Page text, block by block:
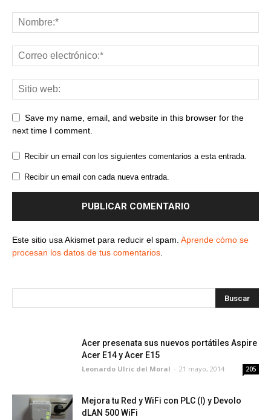
Save my name, email, and website in this browser for the
next time I comment.
Recibir un email con los siguientes comentarios a esta entrada.
Recibir un email con cada nueva entrada.
Este sitio usa Akismet para reducir el spam. Aprende cómo se
procesan los datos de tus comentarios
Acer presenata sus nuevos portátiles Aspire
Acer E14 y Acer E15
Leonardo Ulric del Moral - 21 mayo, 2014 205
Mejora tu Red y WiFi con PLC (I) y Devolo
dLAN 500 WiFi